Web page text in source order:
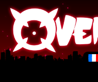
Aller
au
contenu
Aller
au
contenu